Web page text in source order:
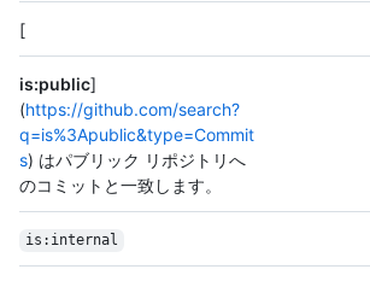
[
is:public]
(https://github.com/search?
q=is%3Apublic&type=Commit
s) はパブリック リポジトリへ
のコミットと一致します。
is:internal